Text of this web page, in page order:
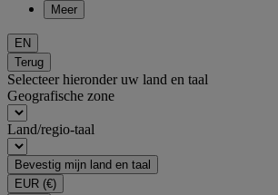
Meer
EN
Terug
Selecteer hieronder uw land en taal
Geografische zone
Land/regio-taal
Bevestig mijn land en taal
EUR (€)